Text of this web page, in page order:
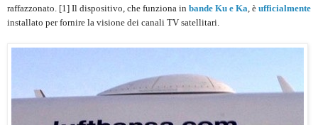
raffazzonato. [1] Il dispositivo, che funziona in bande Ku e Ka , è ufficialmente
installato per fornire la visione dei canali TV satellitari.